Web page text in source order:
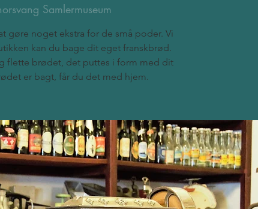
Samlermuseum
gøre noget ekstra for de små poder. Vi
kan du bage dit eget franskbrød.
brødet, det puttes i form med dit
er bagt, får du det med hjem.